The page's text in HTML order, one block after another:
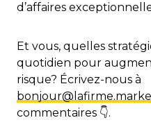
d’affaires
Et vous, quelles
quotidien pour
risque? Écrivez-nous à
commentaires 👇.